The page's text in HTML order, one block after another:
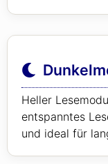
Heller
entspanntes
und ideal für